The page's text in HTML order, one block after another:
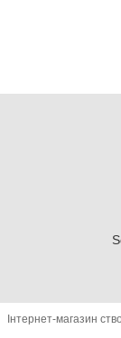
Інтернет-магазин